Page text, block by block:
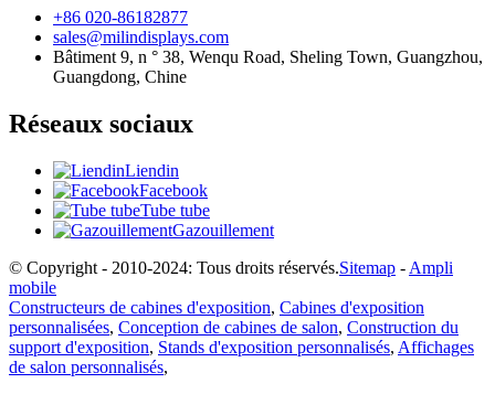
+86 020-86182877
sales@milindisplays.com
Bâtiment 9, n ° 38, Wenqu Road, Sheling Town, Guangzhou,
Guangdong, Chine
Réseaux sociaux
Liendin
Facebook
Tube tube
Gazouillement
© Copyright - 2010-2024: Tous droits réservés.Sitemap - Ampli
mobile
Constructeurs de cabines d'exposition, Cabines d'exposition
personnalisées, Conception de cabines de salon, Construction du
support d'exposition, Stands d'exposition personnalisés, Affichages
de salon personnalisés,